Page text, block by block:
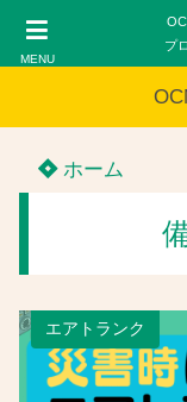
MENU
プ
ホーム
エアトランク